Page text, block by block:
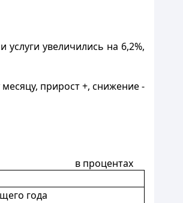
увеличились на 6,2%,
прирост +, снижение -
в процентах
года